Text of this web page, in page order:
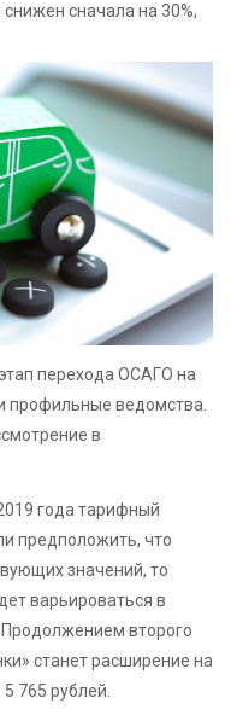
сначала на 30%,
перехода ОСАГО на
ведомства.
в
года тарифный
предположить, что
значений, то
варьироваться в
Продолжением второго
станет расширение на
765 рублей.